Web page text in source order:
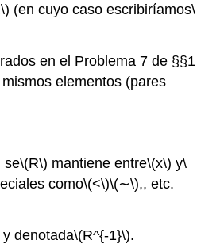
(en cuyo caso escribiríamos\
en el Problema 7 de §§1
elementos (pares
se\(R\) mantiene entre\(x\) y\
como\(<\)\(∼\),, etc.
y denotada\(R^{-1}\).